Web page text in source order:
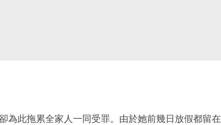
為此拖累全家人一同受罪。由於她前幾日放假都留在